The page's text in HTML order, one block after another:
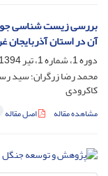
آن در استان آذربایجان
دوره 1، شماره 1، تیر 1394، صفحه
محمد رضا زرگران؛ سید
کاکرودی
مشاهده مقاله اصل مقاله